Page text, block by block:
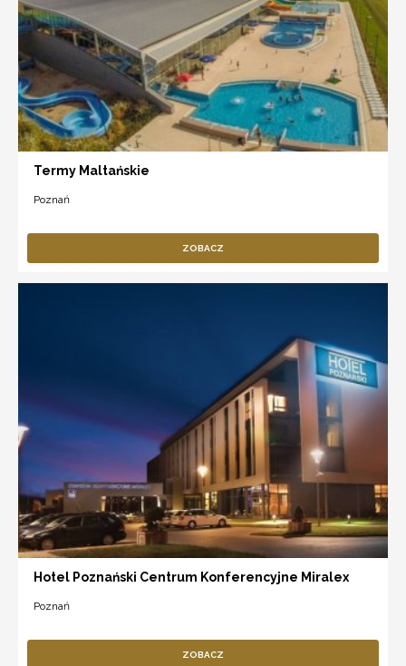
Termy Maltańskie
Poznań
ZOBACZ
Hotel Poznański Centrum Konferencyjne Miralex
Poznań
ZOBACZ